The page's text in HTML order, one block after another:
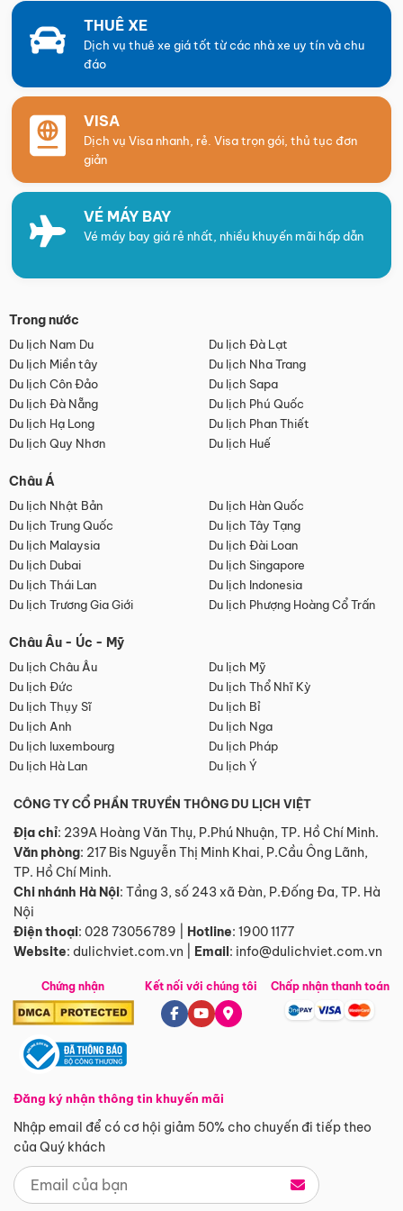
THUÊ XE
Dịch vụ thuê xe giá tốt từ các nhà xe uy tín và chu
đáo
VISA
Dịch vụ Visa nhanh, rẻ. Visa trọn gói, thủ tục đơn
giản
VÉ MÁY BAY
Vé máy bay giá rẻ nhất, nhiều khuyến mãi hấp dẫn
Trong nước
Du lịch Nam Du
Du lịch Đà Lạt
Du lịch Miền tây
Du lịch Nha Trang
Du lịch Côn Đảo
Du lịch Sapa
Du lịch Đà Nẵng
Du lịch Phú Quốc
Du lịch Hạ Long
Du lịch Phan Thiết
Du lịch Quy Nhơn
Du lịch Huế
Châu Á
Du lịch Nhật Bản
Du lịch Hàn Quốc
Du lịch Trung Quốc
Du lịch Tây Tạng
Du lịch Malaysia
Du lịch Đài Loan
Du lịch Dubai
Du lịch Singapore
Du lịch Thái Lan
Du lịch Indonesia
Du lịch Trương Gia Giới
Du lịch Phượng Hoàng Cổ Trấn
Châu Âu - Úc - Mỹ
Du lịch Châu Âu
Du lịch Mỹ
Du lịch Đức
Du lịch Thổ Nhĩ Kỳ
Du lịch Thụy Sĩ
Du lịch Bỉ
Du lịch Anh
Du lịch Nga
Du lịch luxembourg
Du lịch Pháp
Du lịch Hà Lan
Du lịch Ý
CÔNG TY CỔ PHẦN TRUYỀN THÔNG DU LỊCH VIỆT
Địa chỉ: 239A Hoàng Văn Thụ, P.Phú Nhuận, TP. Hồ Chí Minh.
Văn phòng: 217 Bis Nguyễn Thị Minh Khai, P.Cầu Ông Lãnh,
TP. Hồ Chí Minh.
Chi nhánh Hà Nội: Tầng 3, số 243 xã Đàn, P.Đống Đa, TP. Hà
Nội
Điện thoại: 028 73056789 Hotline: 1900 1177
Website: dulichviet.com.vn Email: info@dulichviet.com.vn
Chứng nhận
Đăng ký nhận thông tin khuyến mãi
Nhập email để có cơ hội giảm 50% cho chuyến đi tiếp theo
của Quý khách
Kết nối với chúng tôi Chấp nhận thanh toán